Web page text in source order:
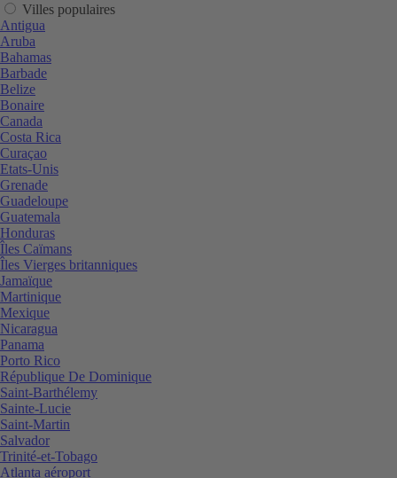
Villes populaires
Antigua
Aruba
Bahamas
Barbade
Belize
Bonaire
Canada
Costa Rica
Curaçao
Etats-Unis
Grenade
Guadeloupe
Guatemala
Honduras
Îles Caïmans
Îles Vierges britanniques
Jamaïque
Martinique
Mexique
Nicaragua
Panama
Porto Rico
République De Dominique
Saint-Barthélemy
Sainte-Lucie
Saint-Martin
Salvador
Trinité-et-Tobago
Atlanta aéroport